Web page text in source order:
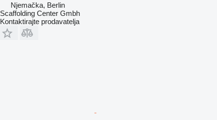
Njemačka, Berlin
Scaffolding Center Gmbh
Kontaktirajte prodavatelja